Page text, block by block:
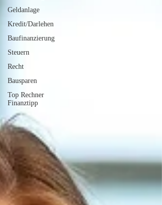
Geldanlage
Kredit/Darlehen
Baufinanzierung
Steuern
Recht
Bausparen
Top Rechner
Finanztipp